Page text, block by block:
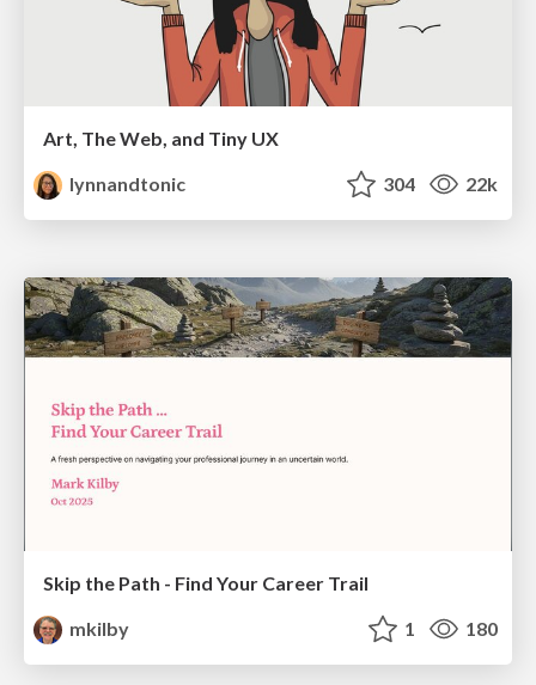
Art, The Web, and Tiny UX
lynnandtonic
304 22k
Skip the Path - Find Your Career Trail
mkilby
1 180